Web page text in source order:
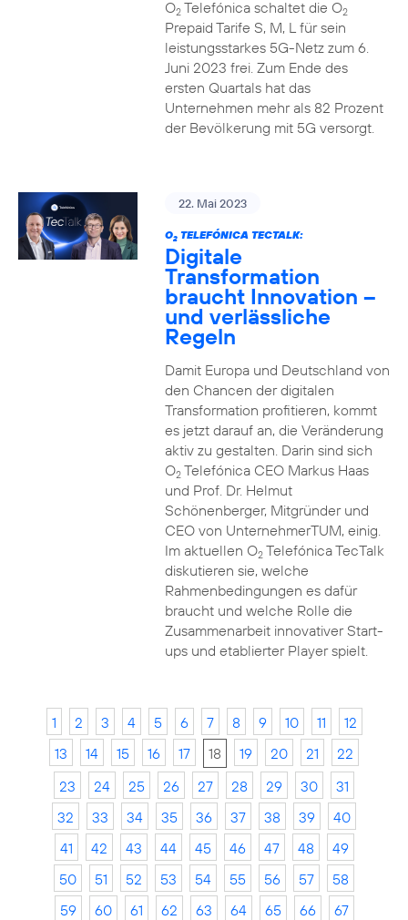
O2Telefónica schaltet die O2
Prepaid Tarife S, M, L für sein
leistungsstarkes 5G-Netz zum 6.
Juni 2023 frei. Zum Ende des
ersten Quartals hat das
Unternehmen mehr als 82 Prozent
der Bevölkerung mit 5G versorgt.
22. Mai 2023
O2TELEFÓNICA TECTALK:
Digitale
Transformation
braucht Innovation –
und verlässliche
Regeln
Damit Europa und Deutschland von
den Chancen der digitalen
Transformation profitieren, kommt
es jetzt darauf an, die Veränderung
aktiv zu gestalten. Darin sind sich
O2Telefónica CEO Markus Haas
und Prof. Dr. Helmut
Schönenberger, Mitgründer und
CEO von UnternehmerTUM, einig.
Im aktuellen O2Telefónica TecTalk
diskutieren sie, welche
Rahmenbedingungen es dafür
braucht und welche Rolle die
Zusammenarbeit innovativer Start-
ups und etablierter Player spielt.
1 2 3 4 5 6 7 8 9 10 11
12
13
14 15 16 17 18 19 20 21
22
23
24 25 26 27 28 29 30
31
32
33 34 35 36 37 38 39
40
41
42 43 44 45 46 47 48
49
50
51 52 53 54 55 56 57
58
59
60 61 62 63 64 65 66
67